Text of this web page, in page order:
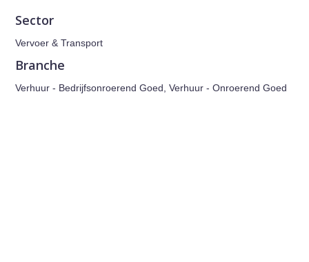
Sector
Vervoer & Transport
Branche
Verhuur - Bedrijfsonroerend Goed, Verhuur - Onroerend Goed